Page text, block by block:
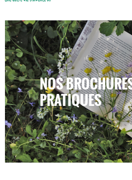
NOS
PRATIQUES